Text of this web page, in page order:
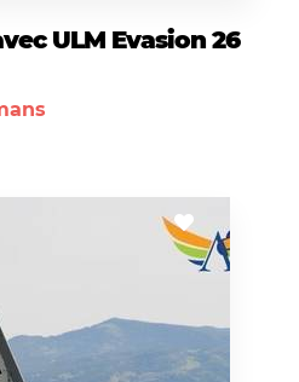
ULM Evasion 26